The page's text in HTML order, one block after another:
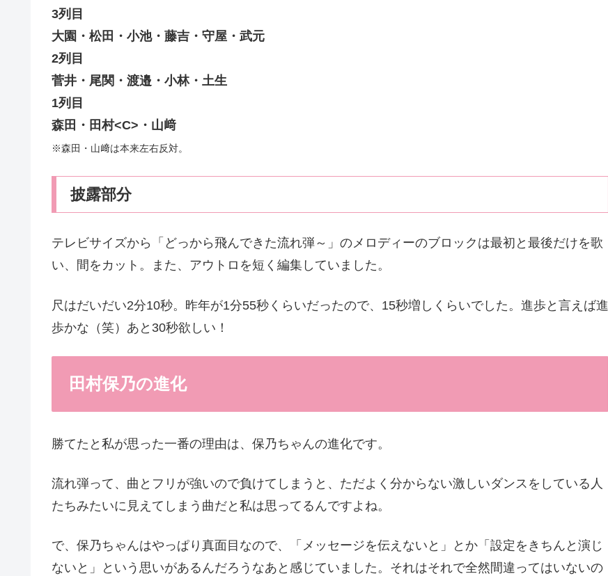
3列目
大園・松田・小池・藤吉・守屋・武元
2列目
菅井・尾関・渡邉・小林・土生
1列目
森田・田村<C>・山﨑
※森田・山﨑は本来左右反対。
披露部分
テレビサイズから「どっから飛んできた流れ弾～」のメロディーのブロックは最初と最後だけを歌
い、間をカット。また、アウトロを短く編集していました。
尺はだいだい2分10秒。昨年が1分55秒くらいだったので、15秒増しくらいでした。進歩と言えば進
歩かな（笑）あと30秒欲しい！
田村保乃の進化
勝てたと私が思った一番の理由は、保乃ちゃんの進化です。
流れ弾って、曲とフリが強いので負けてしまうと、ただよく分からない激しいダンスをしている人
たちみたいに見えてしまう曲だと私は思ってるんですよね。
で、保乃ちゃんはやっぱり真面目なので、「メッセージを伝えないと」とか「設定をきちんと演じ
ないと」という思いがあるんだろうなあと感じていました。それはそれで全然間違ってはいないの